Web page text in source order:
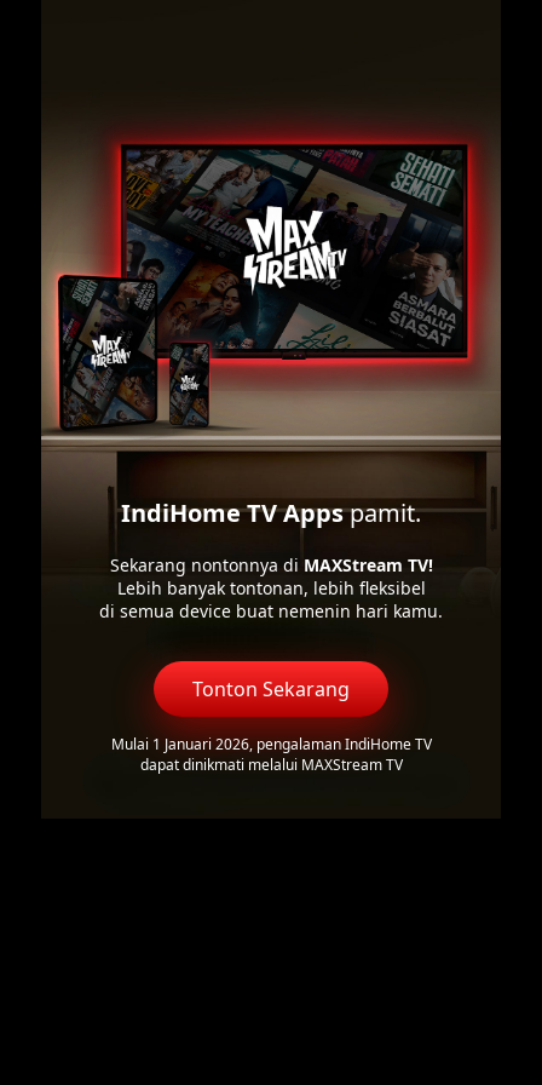
IndiHome TV Appspamit.
Sekarang nontonnya di MAXStream TV!
Lebih banyak tontonan, lebih fleksibel
di semua device buat nemenin hari kamu.
Tonton Sekarang
Mulai 1 Januari 2026, pengalaman IndiHome TV
dapat dinikmati melalui MAXStream TV